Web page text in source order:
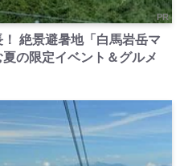
PR
絶景避暑地「白馬岩岳マ
の限定イベント＆グルメ